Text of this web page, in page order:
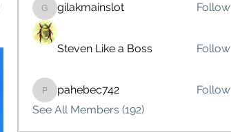
gilakmainslot
gilakmainslot Follow
Steven Like a Boss Follow
pahebec742
pahebec742
Follow
See All Members (192)